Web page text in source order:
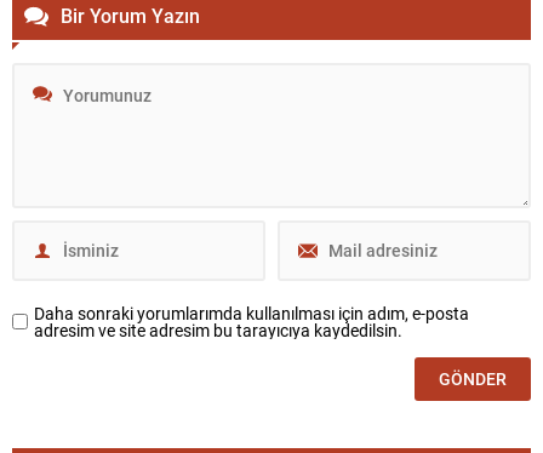
Bir Yorum Yazın
Daha sonraki yorumlarımda kullanılması için adım, e-posta
adresim ve site adresim bu tarayıcıya kaydedilsin.